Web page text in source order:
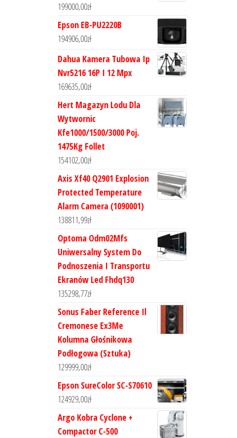
199000,00zł
Epson EB-PU2220B
194906,00zł
Dahua Kamera Tubowa Ip
Nvr5216 16P I 12 Mpx
169635,00zł
Hert Magazyn Lodu Dla
Wytwornic
Kfe1000/1500/3000 Poj.
1475Kg Follet
154102,00zł
Axis Xf40 Q2901 Explosion
Protected Temperature
Alarm Camera (1090001)
138811,99zł
Optoma Odm02Mfs
Uniwersalny System Do
Podnoszenia I Transportu
Ekranów Led Fhdq130
135298,77zł
Sonus Faber Reference Il
Cremonese Ex3Me
Kolumna Głośnikowa
Podłogowa (Sztuka)
129999,00zł
Epson SureColor SC-S70610
124929,00zł
Argo Kobra Cyclone +
Compactor C-500